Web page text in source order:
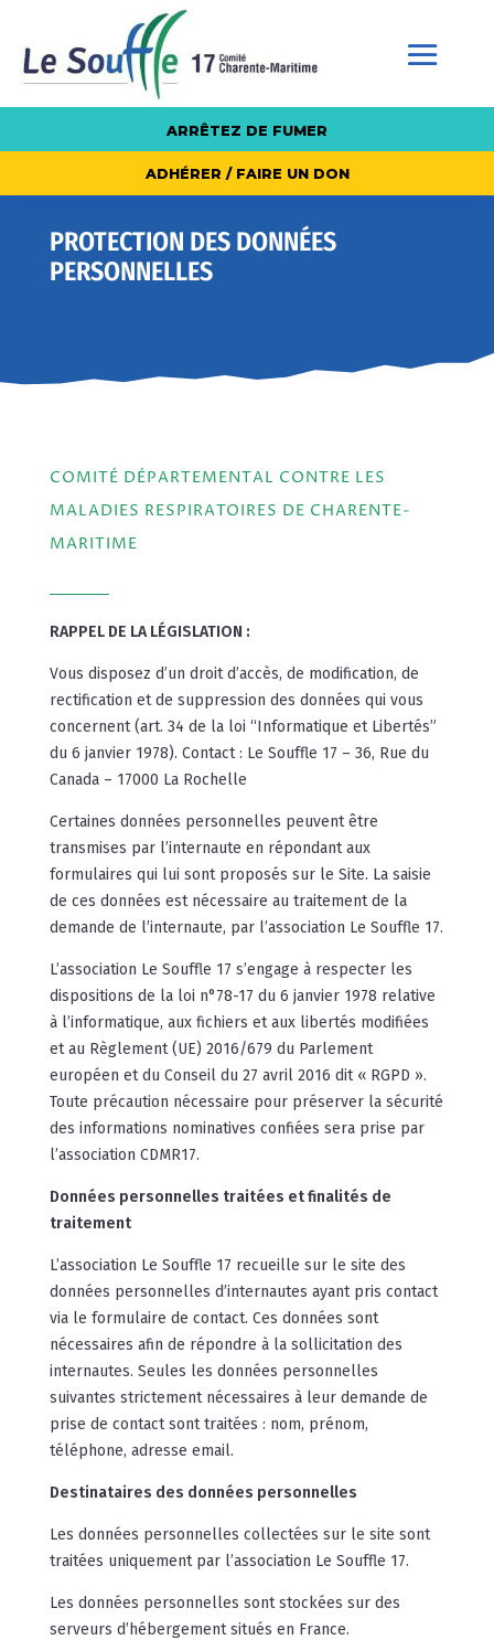
ARRÊTEZ DE FUMER
ADHÉRER / FAIRE UN DON
PROTECTION DES DONNÉES
PERSONNELLES
COMITÉ DÉPARTEMENTAL CONTRE LES
MALADIES RESPIRATOIRES DE CHARENTE-
MARITIME
RAPPEL DE LA LÉGISLATION :
Vous disposez d’un droit d’accès, de modification, de
rectification et de suppression des données qui vous
concernent (art. 34 de la loi “Informatique et Libertés”
du 6 janvier 1978). Contact : Le Souffle 17 – 36, Rue du
Canada – 17000 La Rochelle
Certaines données personnelles peuvent être
transmises par l’internaute en répondant aux
formulaires qui lui sont proposés sur le Site. La saisie
de ces données est nécessaire au traitement de la
demande de l’internaute, par l’association Le Souffle 17.
L’association Le Souffle 17 s’engage à respecter les
dispositions de la loi n°78-17 du 6 janvier 1978 relative
à l’informatique, aux fichiers et aux libertés modifiées
et au Règlement (UE) 2016/679 du Parlement
européen et du Conseil du 27 avril 2016 dit « RGPD ».
Toute précaution nécessaire pour préserver la sécurité
des informations nominatives confiées sera prise par
l’association CDMR17.
Données personnelles traitées et finalités de
traitement
L’association Le Souffle 17 recueille sur le site des
données personnelles d’internautes ayant pris contact
via le formulaire de contact. Ces données sont
nécessaires afin de répondre à la sollicitation des
internautes. Seules les données personnelles
suivantes strictement nécessaires à leur demande de
prise de contact sont traitées : nom, prénom,
téléphone, adresse email.
Destinataires des données personnelles
Les données personnelles collectées sur le site sont
traitées uniquement par l’association Le Souffle 17.
Les données personnelles sont stockées sur des
serveurs d’hébergement situés en France.